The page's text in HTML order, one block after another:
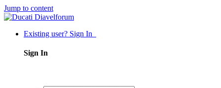
Jump to content
Existing user? Sign In
Sign In